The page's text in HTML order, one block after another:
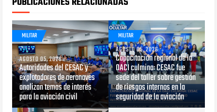
MILITAR
AGOSTO 05, 2026
Autoridades del CESAC y
explotadores de aeronaves
analizan temas de interés
para la aviación civil
MILITAR
AGOSTO 05, 2026
Capacitación regional de la
OACI culmina: CESAC fue
sede del taller sobre gestión
de riesgos internos en la
seguridad de la aviación